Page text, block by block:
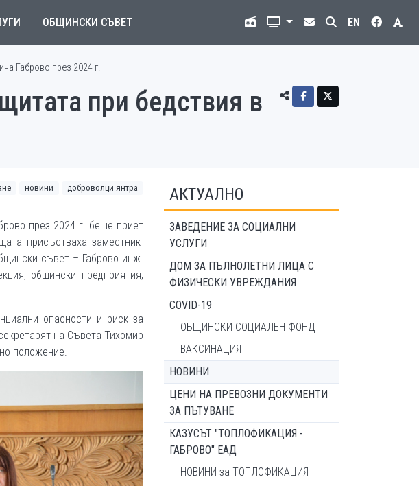
ОБЩИНСКИ СЪВЕТ EN
Габрово през 2024 г.
при бедствия в
новини доброволци янтра
през 2024 г. беше приет
присъстваха заместник-
съвет – Габрово инж.
общински предприятия,
опасности и риск за
на Съвета Тихомир
положение.
АКТУАЛНО
ЗАВЕДЕНИЕ ЗА СОЦИАЛНИ
УСЛУГИ
ДОМ ЗА ПЪЛНОЛЕТНИ ЛИЦА С
ФИЗИЧЕСКИ УВРЕЖДАНИЯ
COVID-19
ОБЩИНСКИ СОЦИАЛЕН ФОНД
ВАКСИНАЦИЯ
НОВИНИ
ЦЕНИ НА ПРЕВОЗНИ ДОКУМЕНТИ
ЗА ПЪТУВАНЕ
КАЗУСЪТ "ТОПЛОФИКАЦИЯ -
ГАБРОВО" ЕАД
НОВИНИ за ТОПЛОФИКАЦИЯ